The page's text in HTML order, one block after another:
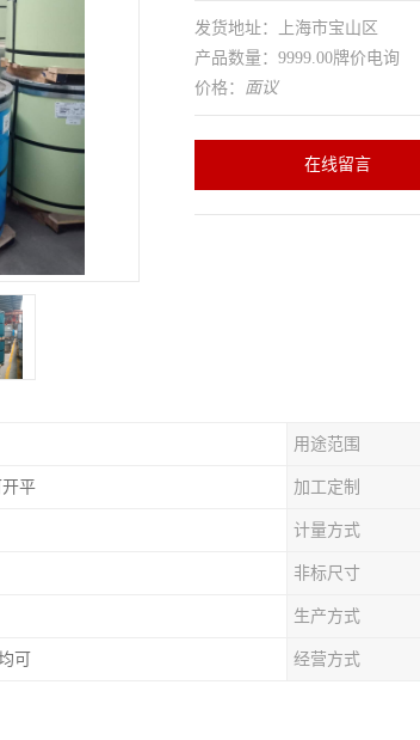
发货地址：上海市宝山区
产品数量：9999.00牌价电询
价格： 面议
在线留言
用途范围
平 加工定制
计量方式
非标尺寸
生产方式
可 经营方式